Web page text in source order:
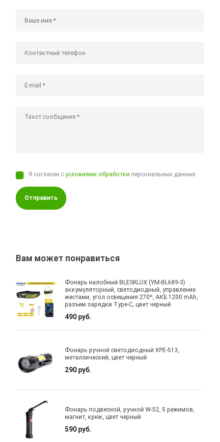
Я согласен сусловиями обработки персональных данных
Отправить
Вам может понравиться
Фонарь налобный BLESKLUX (YM-BL689-3)
аккумуляторный, светодиодный, управление
жестами, угол освещения 270º, АКБ 1200 mAh,
разъем зарядки Type-C, цвет черный
490 руб.
Фонарь ручной светодиодный XPE-513,
металлический, цвет черный
290 руб.
Фонарь подвесной, ручной W-52, 5 режимов,
магнит, крюк, цвет черный
590 руб.